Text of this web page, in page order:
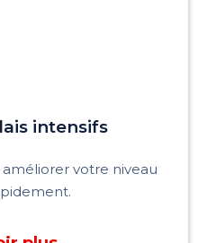
intensifs
votre niveau